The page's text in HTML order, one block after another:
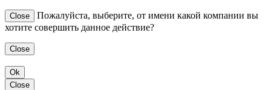
Close
Пожалуйста, выберите, от имени какой компании вы
хотите совершить данное действие?
Close
Ok
Close